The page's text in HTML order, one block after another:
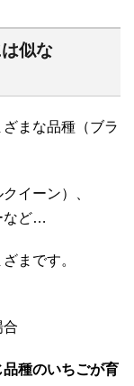
似な
まな品種（ブラ
イーン）、
など…
まです。
合
品種のいちごが育